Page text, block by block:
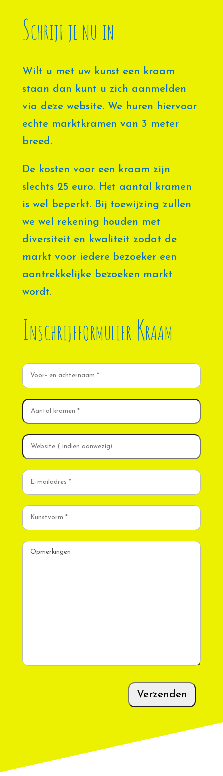
Schrijf je nu in
Wilt u met uw kunst een kraam
staan dan kunt u zich aanmelden
via deze website. We huren hiervoor
echte marktkramen van 3 meter
breed.
De kosten voor een kraam zijn
slechts 25 euro. Het aantal kramen
is wel beperkt. Bij toewijzing zullen
we wel rekening houden met
diversiteit en kwaliteit zodat de
markt voor iedere bezoeker een
aantrekkelijke bezoeken markt
wordt.
Inschrijfformulier Kraam